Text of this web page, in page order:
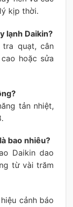
kịp thời.
lạnh Daikin?
tra quạt, cân
hoặc sửa
tản nhiệt,
bao nhiêu?
Daikin dao
từ vài trăm
cảnh báo